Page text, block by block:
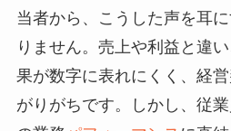
当者から、こうした声を耳
りません。売上や利益と違
果が数字に表れにくく、経
がりがちです。しかし、従